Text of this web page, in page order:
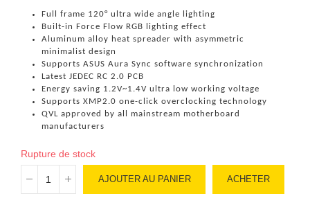
Full frame 120° ultra wide angle lighting
Built-in Force Flow RGB lighting effect
Aluminum alloy heat spreader with asymmetric
minimalist design
Supports ASUS Aura Sync software synchronization
Latest JEDEC RC 2.0 PCB
Energy saving 1.2V~1.4V ultra low working voltage
Supports XMP2.0 one-click overclocking technology
QVL approved by all mainstream motherboard
manufacturers
Rupture de stock
AJOUTER AU PANIER ACHETER